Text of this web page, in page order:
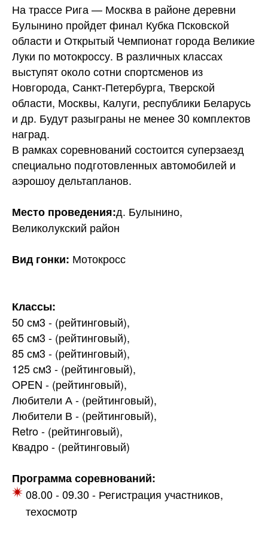
На трассе Рига — Москва в районе деревни
Булынино пройдет финал Кубка Псковской
области и Открытый Чемпионат города Великие
Луки по мотокроссу. В различных классах
выступят около сотни спортсменов из
Новгорода, Санкт-Петербурга, Тверской
области, Москвы, Калуги, республики Беларусь
и др. Будут разыграны не менее 30 комплектов
наград.
В рамках соревнований состоится суперзаезд
специально подготовленных автомобилей и
аэрошоу дельтапланов.
Место проведения:д. Булынино,
Великолукский район
Вид гонки: Мотокросс
Классы:
50 см3 - (рейтинговый),
65 см3 - (рейтинговый),
85 см3 - (рейтинговый),
125 см3 - (рейтинговый),
OPEN - (рейтинговый),
Любители А - (рейтинговый),
Любители В - (рейтинговый),
Retro - (рейтинговый),
Квадро - (рейтинговый)
Программа соревнований:
08.00 - 09.30 - Регистрация участников,
техосмотр